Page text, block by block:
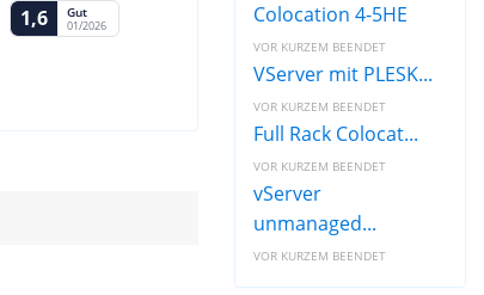
1,6 Gut
01/2026 Colocation 4-5HE
VOR KURZEM BEENDET
VServer mit PLESK...
VOR KURZEM BEENDET
Full Rack Colocat...
VOR KURZEM BEENDET
vServer
unmanaged...
VOR KURZEM BEENDET